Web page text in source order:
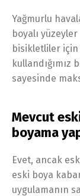
Yağmurlu
boyalı
bisikletliler
sayesinde
Mevcut
boyama
Evet, ancak
eski boya
uygulamanın